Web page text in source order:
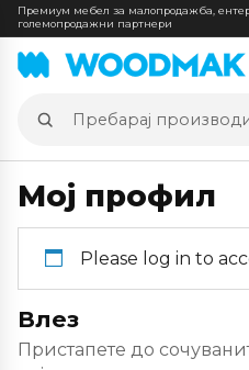
Премиум мебел за малопродажба,
големопродажни партнери
Пребарај
производи
Мој профил
Please log in to
Влез
Пристапете до